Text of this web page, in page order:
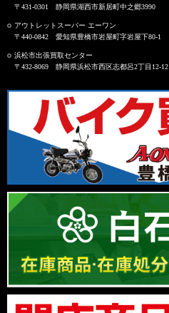
〒431-0301 静岡県湖西市新居町中之郷3990
アウトレットスーパー エーワン
〒440-0842 愛知県豊橋市岩屋町字岩屋下80-1
浜松市出張買取センター
〒432-8069 静岡県浜松市西区志都呂2丁目12-12